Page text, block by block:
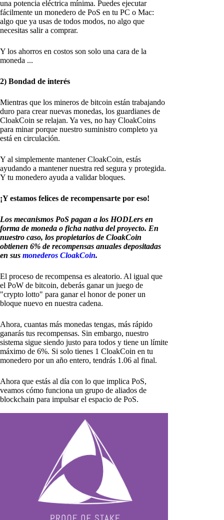
una potencia eléctrica mínima. Puedes ejecutar
fácilmente un monedero de PoS en tu PC o Mac:
algo que ya usas de todos modos, no algo que
necesitas salir a comprar.
Y los ahorros en costos son solo una cara de la
moneda ...
2) Bondad de interés
Mientras que los mineros de bitcoin están trabajando
duro para crear nuevas monedas, los guardianes de
CloakCoin se relajan. Ya ves, no hay CloakCoins
para minar porque nuestro suministro completo ya
está en circulación.
Y al simplemente mantener CloakCoin, estás
ayudando a mantener nuestra red segura y protegida.
Y tu monedero ayuda a validar bloques.
¡Y estamos felices de recompensarte por eso!
Los mecanismos PoS pagan a los HODLers en
forma de moneda o ficha nativa del proyecto. En
nuestro caso, los propietarios de CloakCoin
obtienen 6% de recompensas anuales depositadas
en sus monederos CloakCoin.
El proceso de recompensa es aleatorio. Al igual que
el PoW de bitcoin, deberás ganar un juego de
"crypto lotto" para ganar el honor de poner un
bloque nuevo en nuestra cadena.
Ahora, cuantas más monedas tengas, más rápido
ganarás tus recompensas. Sin embargo, nuestro
sistema sigue siendo justo para todos y tiene un límite
máximo de 6%. Si solo tienes 1 CloakCoin en tu
monedero por un año entero, tendrás 1.06 al final.
Ahora que estás al día con lo que implica PoS,
veamos cómo funciona un grupo de aliados de
blockchain para impulsar el espacio de PoS.